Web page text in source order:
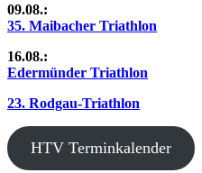
09.08.:
35. Maibacher Triathlon
16.08.:
Edermünder Triathlon
23. Rodgau-Triathlon
HTV Terminkalender